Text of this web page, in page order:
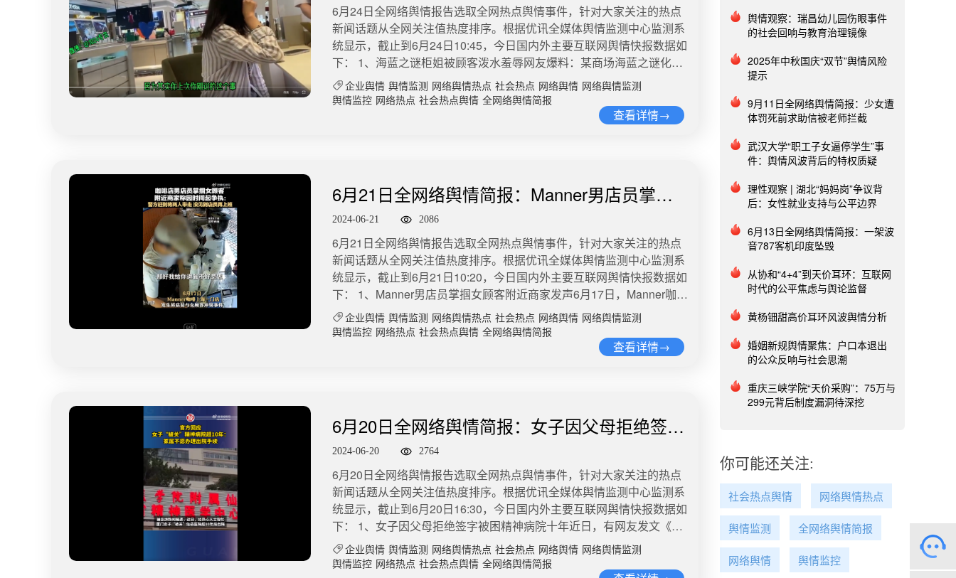
业。离开大学后，他辗转广州、杭州、长沙等地，进过工厂也试过在游
戏相关的领域创业，结果都以失败告终。2016年，他在广西来宾创业开
母婴店，从创业成功、成家、买车、买房到2023年关店，他欠债六七十
万。“高中时大家聊各自的理想，我说我的理想是30岁时有百万存款。
30岁那年大家聚会，我没去，他们打电话问我，我说理想实现了一半
——负债百万。” 下一步，他计划去香港送外卖，听说一天收入一千
多。“人生就是这样的，低谷后再起来，这样才精彩。真的起不来了也
准备迎接中国游客。韩国旅游业发生了多姿多彩的改变。济州岛上的综
合度假酒店招聘400名新员工。还有酒店在其所有餐厅和咖啡厅引入中
文点餐系统。首尔一些酒店配备了中国员工，一些零售店雇了会说中文
的员工，不少餐馆增加了中文菜单。人参和电饭煲制造商也增加了针对
中国消费者的产品……但9个月过去了，中国游客访韩仍未恢复到从
前。中国游客的旅游需求目前主要针对日本。最近一两年，韩国旅行社
积极在北京和上海开展旅游推广活动，韩国政府通过部分免除签证费、
扩大免税范围、增加航班等方式来吸引中国游客，可以说真正做到了官
民合作。这一系列努力虽然有一定起色，但并没有持续吸引大量中国游
客前往韩国旅游。微博舆情热度：阅读量1998.4万 讨论量1690​4、主办
方回应杨幂论文查重率争议近日，演员杨幂在学术期刊发表文章一事引
剧&lt;哈尔滨一九四四&gt;为例》的文章，作者为演员杨幂，该文章刊登
在《中国广播电视学刊》（中广学刊）2024年第6期“交流之窗”栏目。6
的论文查重发现查重率低，质疑其是否达到发刊标准。25日中午，@中
国新闻周刊 从中广联合会学术部获悉，已关注到网友质疑，目前正商
议，“因为是一个热点问题，中广联合会会有一个统一意见”。微博舆情
热度：阅读量1334.5万 讨论量1602​​​5、广播体操为何成年轻人短效孟婆
汤时下，一股怀旧而又新颖的健康潮流正在城市的年轻人群中悄然兴
起，不少人在社交媒体上分享做广播体操的视频，与此同时，诸多做广
​​6月24日全网络舆情报告选取全网热点舆情事件，针对大家关注的热点
新闻话题从全网关注值热度排序。根据优讯全媒体舆情监测中心监测系
统显示，截止到6月24日10:45，今日国内外主要互联网舆情快报数据如
下： 1、海蓝之谜柜姐被顾客泼水羞辱网友爆料：某商场海蓝之谜化妆
品柜台，该顾客此前就曾投诉过该柜姐，投诉后柜台小姐姐重新培训上
岗。女顾客来到柜台消费，发现重新工作的小姐姐，再次进行羞辱：你
这种人我真是来一次就想羞辱一次！随后朝对方泼了一脸水，双方爆发
倒，送到安亭医院抢救至今。 雪上加霜的是，R酒店单方面提前与周先
生解约，让他在奔波照顾母亲的同时还要去找其他酒店入住。周先生表
公里之外的江苏省昆山市的某酒店。周先生感叹，自己2007年因为摔跤
受伤而丧失劳动力提前病退，老母亲也在2017年一次摔跤后双目失明。
他们母子二人算是高龄残疾，却被嘉定安亭镇的酒店集体“拉黑”。（新
民周刊）微博舆情热度：阅读量8195.9万 讨论量4236​​3、央视曝光农村
生活污水治理假工程在青岛市城阳区上马街道刘家社区，村民告诉#总
台财经调查#记者，村子里的生活污水治理工程只是一个“样子货”，房前
屋后的化粪池和排污管道根本就没有连通，现在平均每两个月，就要自
粪池仅一米远的地方，就是一口政府修建的污水井。但打开污水井一
看，这个本应连接化粪池的管道口干干净净，丝毫没有排污的痕迹，污
水井里只有少量的存水。一头是村民家的化粪池快要溢出，另一头污水
井内连接化粪池的管道却“滴水不进”，这也是刘家社区的普遍现象。微
博舆情热度：阅读量5447.5万 讨论量4875​4、1个校区就发现76例学生
脊柱侧弯据潮新闻·钱报健康小站、杭州上城区笕桥街道社区卫生服务中
心体检中心主任陈苏兰表示，杭州天成学校浜河校区就有76例筛查异
常。微博舆情热度：阅读量4798.7万 讨论量4019​​​5、我用19年证明高考
不能决定人生四川，成都。张敬2005年参加高考，发挥失利，成绩刚过
二本线，因不想读三本也不想复读，张敬选择填报电子科技大学的电子
企业舆情 舆情监测 网络舆情热点 社会热点 网络舆情 网络舆情监测
舆情监控 网络热点 社会热点舆情 全网络舆情简报
查看详情→
6月21日全网络舆情简报：Manner男店员掌掴
女顾客附近商家发声
2024-06-21 2086
​​6月21日全网络舆情报告选取全网热点舆情事件，针对大家关注的热点
新闻话题从全网关注值热度排序。根据优讯全媒体舆情监测中心监测系
统显示，截止到6月21日10:20，今日国内外主要互联网舆情快报数据如
下： 1、Manner男店员掌掴女顾客附近商家发声6月17日，Manner咖啡
上海一门店发生男店员与女顾客冲突事件。视频显示，双方因咖啡制作
等待时间问题起口角争执，随后升级为肢体冲突。事发门店附近商家向
红星新闻记者证实，当日冲突持续了约半小时，警务人员赶到后将两人
料称成都市地铁13号线一在建站点发生坍塌，露出地面下的巨大空洞。
在视频和图片中@大皖新闻 记者看到，一条马路上出现巨大空洞，空洞
工作。随后，@大皖新闻 记者从成都市政府处了解到，发生坍塌的是成
都地铁13号线一在建站点的路面，“今天凌晨3点多塌的，没有造成人员
伤亡。”工作人员表示，坍塌发生后，应急人员立刻在周围设置了围
挡，“目前初步判断，不会对周围楼栋造成安全隐患。”据介绍，路面坍
塌原因还在进一步调查中。（@大皖新闻 记者 龚润泽）微博舆情热
度：阅读量3702.2万 讨论量4838​​3、Manner员工月薪约5000元Manner
企业舆情 舆情监测 网络舆情热点 社会热点 网络舆情 网络舆情监测
舆情监控 网络热点 社会热点舆情 全网络舆情简报
查看详情→
6月20日全网络舆情简报：女子因父母拒绝签字
被困精神病院十年
2024-06-20 2764
​​6月20日全网络舆情报告选取全网热点舆情事件，针对大家关注的热点
新闻话题从全网关注值热度排序。根据优讯全媒体舆情监测中心监测系
统显示，截止到6月20日16:30，今日国内外主要互联网舆情快报数据如
下： 1、女子因父母拒绝签字被困精神病院十年近日，有网友发文《一
个女孩被关厦门仙岳医院超10年》，讲述一名女生曾患精神疾病，治愈
后因父母拒绝签字，多年来无法出院。澎湃新闻在当地采访了解到，由
企业舆情 舆情监测 网络舆情热点 社会热点 网络舆情 网络舆情监测
舆情监控 网络热点 社会热点舆情 全网络舆情简报
舆情观察：瑞昌幼儿园伤眼事件
的社会回响与教育治理镜像
2025年中秋国庆“双节”舆情风险
提示
9月11日全网络舆情简报：少女遭
体罚死前求助信被老师拦截
武汉大学“职工子女逼停学生”事
件：舆情风波背后的特权质疑
理性观察 | 湖北“妈妈岗”争议背
后：女性就业支持与公平边界
6月13日全网络舆情简报：一架波
音787客机印度坠毁
从协和“4+4”到天价耳环：互联网
时代的公平焦虑与舆论监督
黄杨钿甜高价耳环风波舆情分析
婚姻新规舆情聚焦：户口本退出
的公众反响与社会思潮
重庆三峡学院“天价采购”：75万与
299元背后制度漏洞待深挖
你可能还关注:
社会热点舆情 网络舆情热点
舆情监测 全网络舆情简报
网络舆情 舆情监控